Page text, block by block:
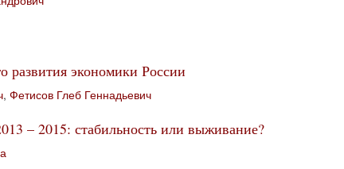
развития экономики России
, Фетисов Глеб Геннадьевич
– 2015: стабильность или выживание?